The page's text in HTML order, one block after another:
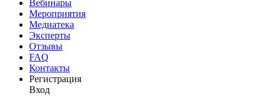
Вебинары
Мероприятия
Медиатека
Эксперты
Отзывы
FAQ
Контакты
Регистрация
Вход